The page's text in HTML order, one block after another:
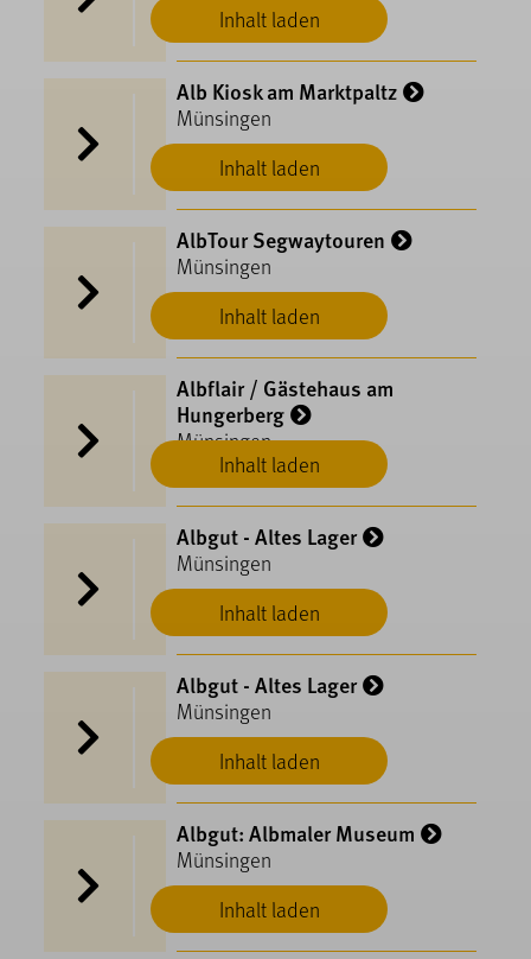
Inhalt laden
Inhalt laden
Alb Kiosk am Marktpaltz
Münsingen
Inhalt laden
AlbTour Segwaytouren
Münsingen
Inhalt laden
Albflair / Gästehaus am
Hungerberg
Münsingen
Inhalt laden
Albgut - Altes Lager
Münsingen
Inhalt laden
Albgut - Altes Lager
Münsingen
Inhalt laden
Albgut: Albmaler Museum
Münsingen